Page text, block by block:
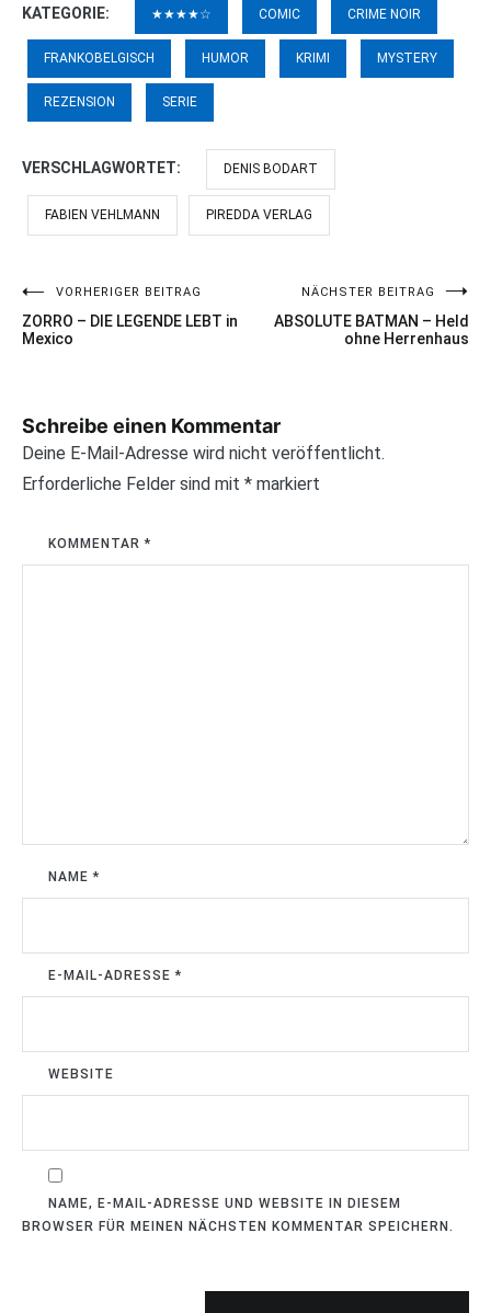
KATEGORIE: ★★★★☆ COMIC CRIME NOIR
FRANKOBELGISCH HUMOR KRIMI MYSTERY
REZENSION SERIE
VERSCHLAGWORTET: DENIS BODART
FABIEN VEHLMANN PIREDDA VERLAG
Beitragsnavigation
VORHERIGER BEITRAG
ZORRO – DIE LEGENDE LEBT in
Mexico
NÄCHSTER BEITRAG
ABSOLUTE BATMAN – Held
ohne Herrenhaus
Schreibe einen Kommentar
Deine E-Mail-Adresse wird nicht veröffentlicht.
Erforderliche Felder sind mit * markiert
KOMMENTAR*
NAME*
E-MAIL-ADRESSE*
WEBSITE
NAME, E-MAIL-ADRESSE UND WEBSITE IN DIESEM
BROWSER FÜR MEINEN NÄCHSTEN KOMMENTAR SPEICHERN.